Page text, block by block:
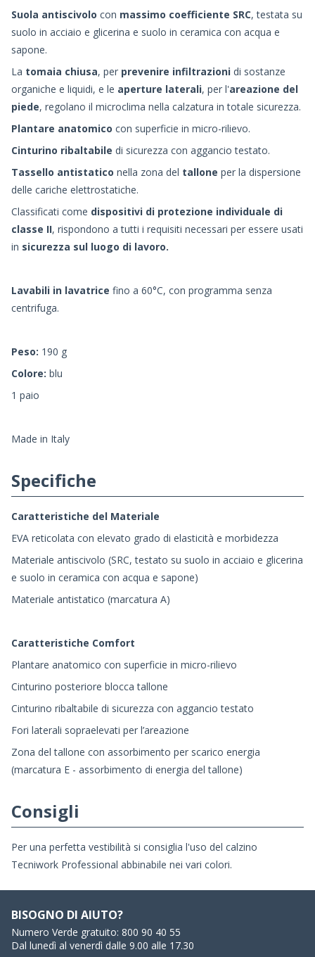
Suola antiscivolo con massimo coefficiente SRC, testata su
suolo in acciaio e glicerina e suolo in ceramica con acqua e
sapone.
La tomaia chiusa, per prevenire infiltrazioni di sostanze
organiche e liquidi, e le aperture laterali, per l'areazione del
piede, regolano il microclima nella calzatura in totale sicurezza.
Plantare anatomico con superficie in micro-rilievo.
Cinturino ribaltabile di sicurezza con aggancio testato.
Tassello antistatico nella zona del tallone per la dispersione
delle cariche elettrostatiche.
Classificati come dispositivi di protezione individuale di
classe II, rispondono a tutti i requisiti necessari per essere usati
in sicurezza sul luogo di lavoro.
Lavabili in lavatrice fino a 60°C, con programma senza
centrifuga.
Peso: 190 g
Colore: blu
1 paio
Made in Italy
Specifiche
Caratteristiche del Materiale
EVA reticolata con elevato grado di elasticità e morbidezza
Materiale antiscivolo (SRC, testato su suolo in acciaio e glicerina
e suolo in ceramica con acqua e sapone)
Materiale antistatico (marcatura A)
Caratteristiche Comfort
Plantare anatomico con superficie in micro-rilievo
Cinturino posteriore blocca tallone
Cinturino ribaltabile di sicurezza con aggancio testato
Fori laterali sopraelevati per l’areazione
Zona del tallone con assorbimento per scarico energia
(marcatura E - assorbimento di energia del tallone)
Consigli
Per una perfetta vestibilità si consiglia l'uso del calzino
Tecniwork Professional abbinabile nei vari colori.
BISOGNO DI AIUTO?
Numero Verde gratuito: 800 90 40 55
Dal lunedì al venerdì dalle 9.00 alle 17.30